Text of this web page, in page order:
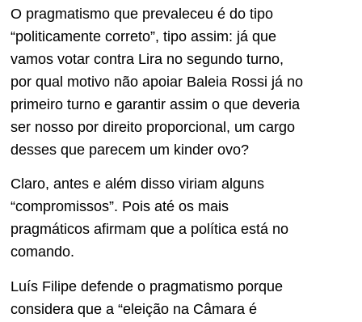
O pragmatismo que prevaleceu é do tipo
“politicamente correto”, tipo assim: já que
vamos votar contra Lira no segundo turno,
por qual motivo não apoiar Baleia Rossi já no
primeiro turno e garantir assim o que deveria
ser nosso por direito proporcional, um cargo
desses que parecem um kinder ovo?
Claro, antes e além disso viriam alguns
“compromissos”. Pois até os mais
pragmáticos afirmam que a política está no
comando.
Luís Filipe defende o pragmatismo porque
considera que a “eleição na Câmara é